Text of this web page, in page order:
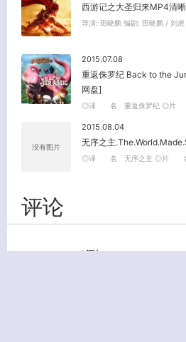
西游记之大圣归来MP4清
导演: 田晓鹏 编剧: 田晓鹏 / 刘虎
2015.07.08
重返侏罗纪 Back to the
网盘]
◎译 名 重返侏罗纪 ◎片
没有图片
2015.08.04
无序之主
◎译 名 无序之主 ◎片 名
评论
1 评论